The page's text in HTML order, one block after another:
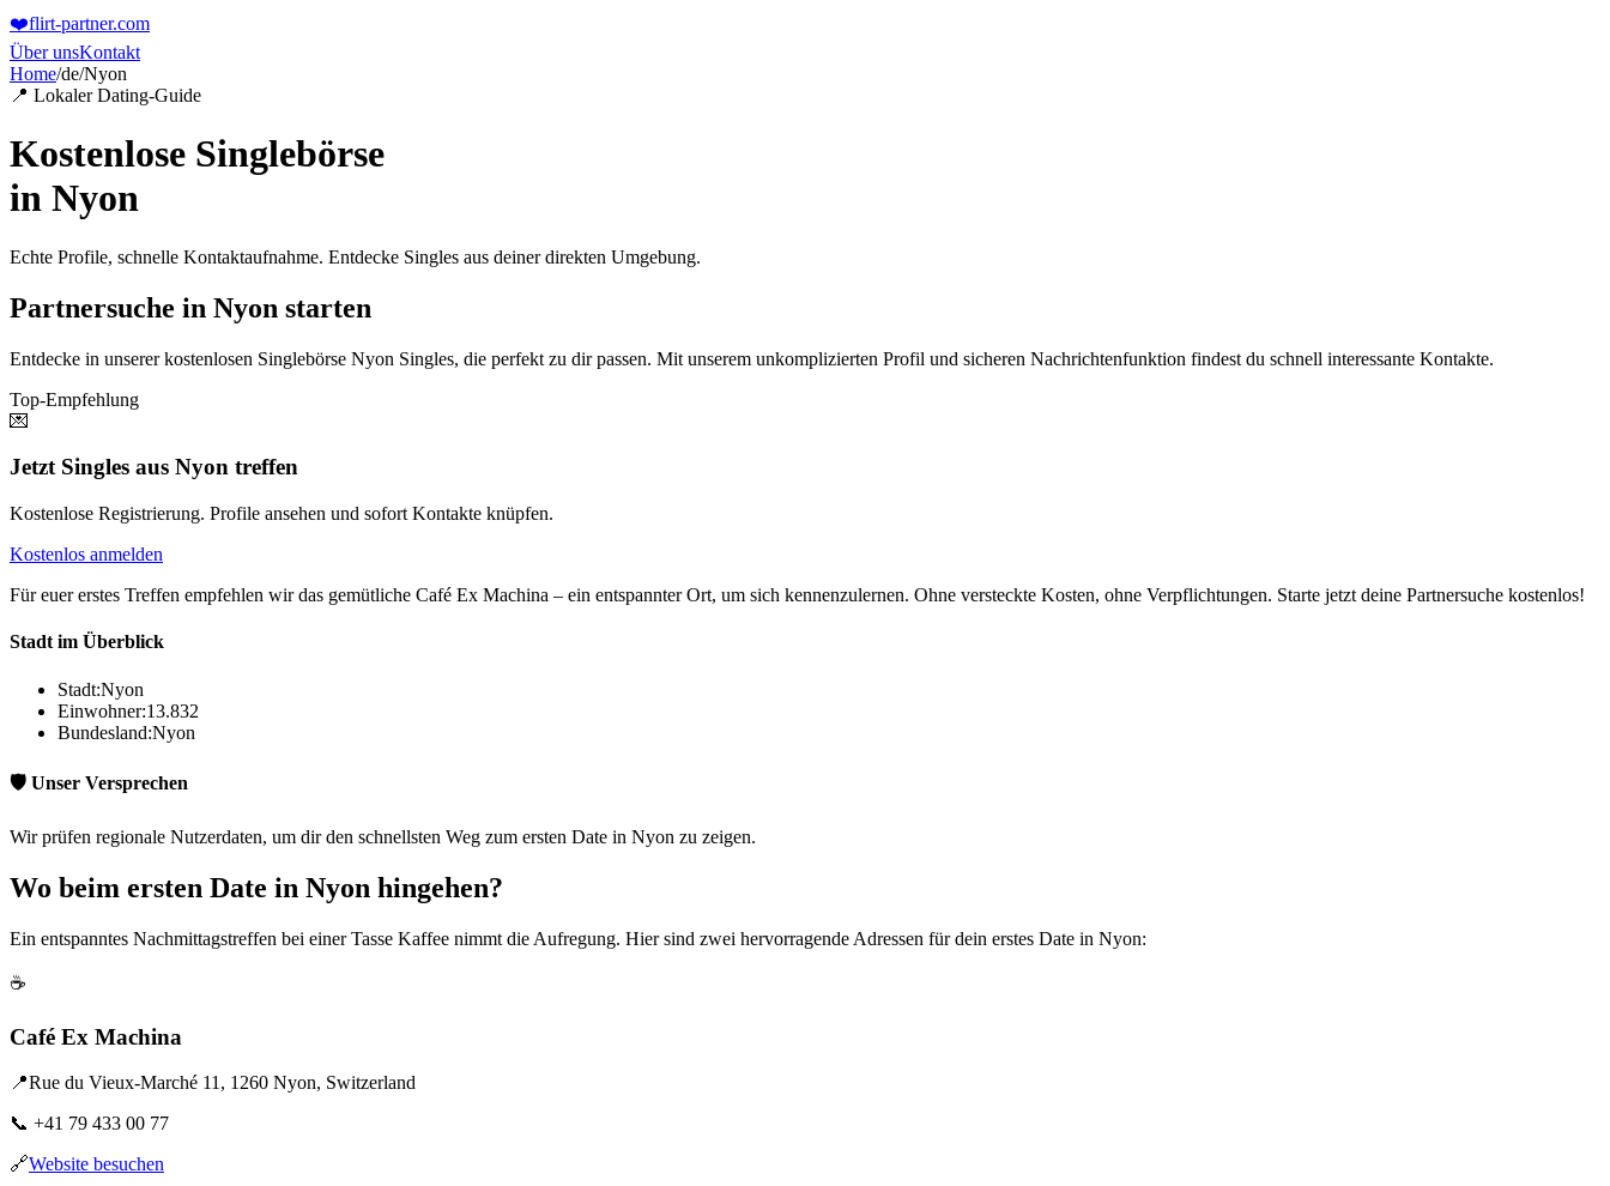
❤️flirt-partner.com
Über unsKontakt
Home/de/Nyon
📍 Lokaler Dating-Guide
Kostenlose Singlebörse
in Nyon
Echte Profile, schnelle Kontaktaufnahme. Entdecke Singles aus deiner direkten Umgebung.
Partnersuche in Nyon starten
Entdecke in unserer kostenlosen Singlebörse Nyon Singles, die perfekt zu dir passen. Mit unserem unkomplizierten Profil und sicheren Nachrichtenfunktion findest du schnell interessante Kontakte.
Top-Empfehlung
💌
Jetzt Singles aus Nyon treffen
Kostenlose Registrierung. Profile ansehen und sofort Kontakte knüpfen.
Kostenlos anmelden
Für euer erstes Treffen empfehlen wir das gemütliche Café Ex Machina – ein entspannter Ort, um sich kennenzulernen. Ohne versteckte Kosten, ohne Verpflichtungen. Starte jetzt deine Partnersuche kostenlos!
Stadt im Überblick
Stadt:Nyon
Einwohner:13.832
Bundesland:Nyon
🛡️ Unser Versprechen
Wir prüfen regionale Nutzerdaten, um dir den schnellsten Weg zum ersten Date in Nyon zu zeigen.
Wo beim ersten Date in Nyon hingehen?
Ein entspanntes Nachmittagstreffen bei einer Tasse Kaffee nimmt die Aufregung. Hier sind zwei hervorragende Adressen für dein erstes Date in Nyon:
☕
Café Ex Machina
📍Rue du Vieux-Marché 11, 1260 Nyon, Switzerland
📞 +41 79 433 00 77
🔗Website besuchen